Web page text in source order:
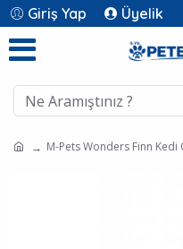
Giriş Yap Üyelik
M-Pets Wonders Finn Kedi